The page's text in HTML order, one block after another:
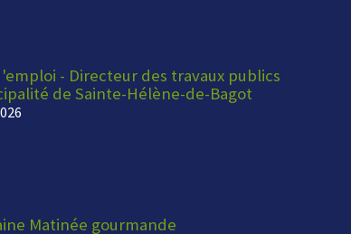
- Directeur des travaux publics
de Sainte-Hélène-de-Bagot
Matinée gourmande